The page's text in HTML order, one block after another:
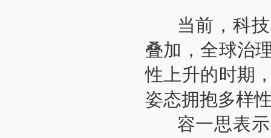
当前，科技
叠加，全球治
性上升的时期
姿态拥抱多样
容一思表示